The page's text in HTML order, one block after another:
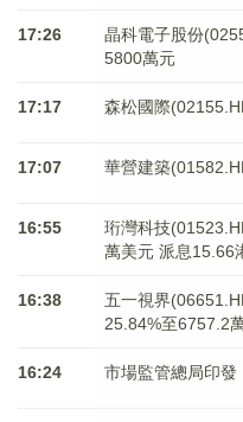
17:26
晶科電子股份
5800萬元
17:17 森松國際
17:07 華營建築
16:55
珩灣科技
萬美元 派息15.66
16:38
五一視界
25.84%至6757.2
16:24 市場監管總局印發